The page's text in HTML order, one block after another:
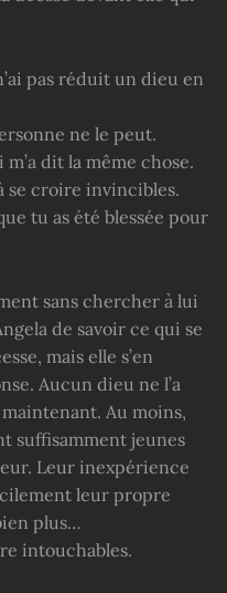
pas réduit un dieu en
ne le peut.
dit la même chose.
se croire invincibles.
tu as été blessée pour
sans chercher à lui
de savoir ce qui se
mais elle s’en
Aucun dieu ne l’a
Au moins,
suffisamment jeunes
Leur inexpérience
leur propre
plus…
intouchables.